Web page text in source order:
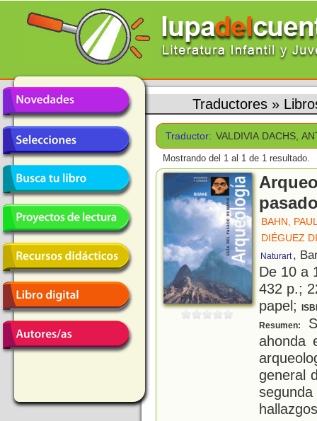
Traductores »
Traductor: VALDIVIA DACHS,
Mostrando del 1 al 1 de 1 resultado.
BAHN,
DIÉGUEZ
Naturart ,
De 10 a
432 p.;
papel;
Resumen:
ahonda
general